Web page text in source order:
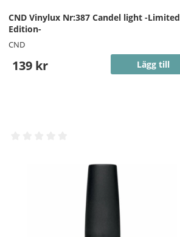
CND Vinylux Nr:387 Candel light -Limited
Edition-
CND
139 kr Lägg till